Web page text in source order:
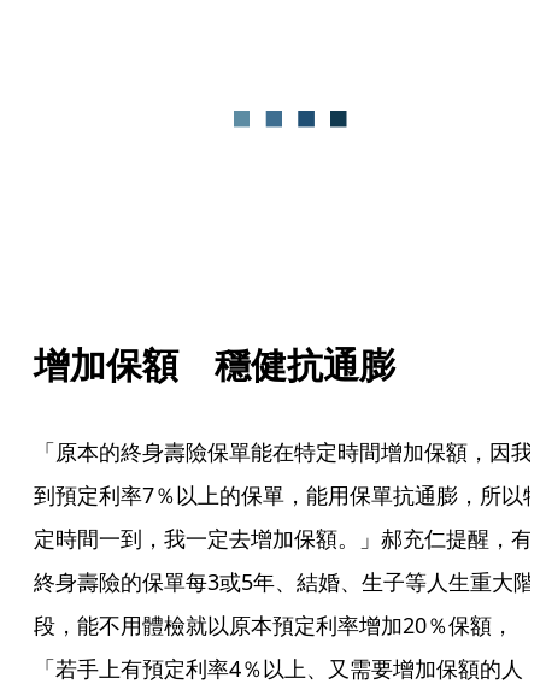
增加保額　穩健抗通膨
「原本的終身壽險保單能在特定時間增加保額，因我
到預定利率7％以上的保單，能用保單抗通膨，所以
定時間一到，我一定去增加保額。」郝充仁提醒，有
終身壽險的保單每3或5年、結婚、生子等人生重大階
段，能不用體檢就以原本預定利率增加20％保額，
「若手上有預定利率4％以上、又需要增加保額的人